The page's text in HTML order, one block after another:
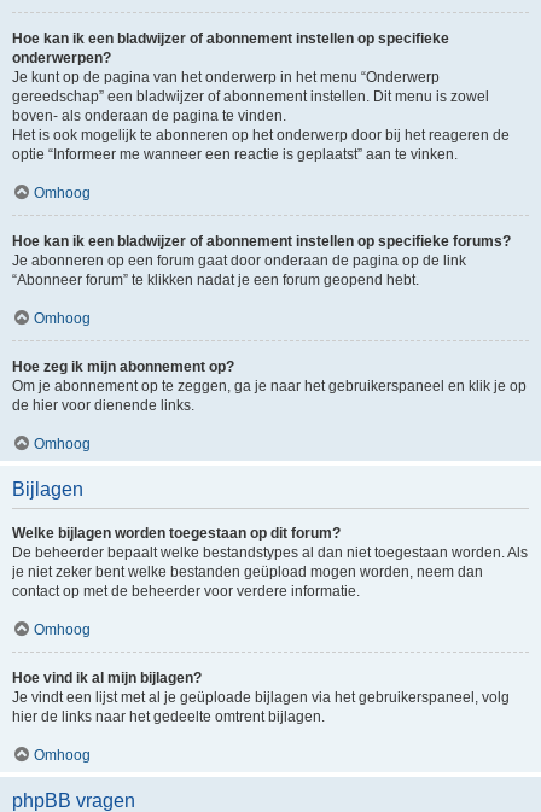
Hoe kan ik een bladwijzer of abonnement instellen op specifieke
onderwerpen?
Je kunt op de pagina van het onderwerp in het menu “Onderwerp
gereedschap” een bladwijzer of abonnement instellen. Dit menu is zowel
boven- als onderaan de pagina te vinden.
Het is ook mogelijk te abonneren op het onderwerp door bij het reageren de
optie “Informeer me wanneer een reactie is geplaatst” aan te vinken.
Omhoog
Hoe kan ik een bladwijzer of abonnement instellen op specifieke forums?
Je abonneren op een forum gaat door onderaan de pagina op de link
“Abonneer forum” te klikken nadat je een forum geopend hebt.
Omhoog
Hoe zeg ik mijn abonnement op?
Om je abonnement op te zeggen, ga je naar het gebruikerspaneel en klik je op
de hier voor dienende links.
Omhoog
Bijlagen
Welke bijlagen worden toegestaan op dit forum?
De beheerder bepaalt welke bestandstypes al dan niet toegestaan worden. Als
je niet zeker bent welke bestanden geüpload mogen worden, neem dan
contact op met de beheerder voor verdere informatie.
Omhoog
Hoe vind ik al mijn bijlagen?
Je vindt een lijst met al je geüploade bijlagen via het gebruikerspaneel, volg
hier de links naar het gedeelte omtrent bijlagen.
Omhoog
phpBB vragen